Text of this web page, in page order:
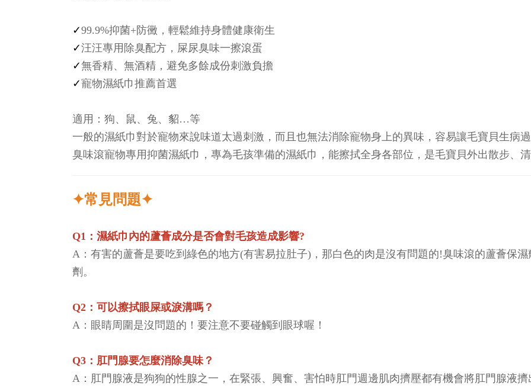
✓99.9%抑菌+防黴，輕鬆維持身體健康衛生
✓汪汪專用除臭配方，屎尿臭味一擦滾蛋
✓無香精、無酒精，避免多餘成份刺激負擔
✓寵物濕紙巾推薦首選
適用：狗、鼠、兔、貂…等
一般的濕紙巾對於寵物來說味道太過刺激，而且也無法消除寵物身上的異味，容易讓毛寶貝生病
臭味滾寵物專用抑菌濕紙巾，專為毛孩準備的濕紙巾，能擦拭全身各部位，是毛寶貝外出散步、
✦常見問題✦
Q1：濕紙巾內的蘆薈成分是否會對毛孩造成影響?
A：有害的蘆薈是要吃到綠色的地方(有害易拉肚子)，那白色的肉是沒有問題的!臭味滾的蘆薈保
劑。
Q2： 可以擦拭眼屎或淚溝嗎？
A：眼睛周圍是沒問題的！要注意不要碰觸到眼球喔！
Q3： 肛門腺要怎麼消除臭味？
A：肛門腺液是狗狗的性腺之一，在緊張、興奮、害怕時肛門週邊肌肉擠壓都有機會將肛門腺液